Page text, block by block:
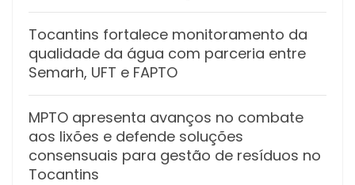
Tocantins fortalece monitoramento da
qualidade da água com parceria entre
Semarh, UFT e FAPTO
MPTO apresenta avanços no combate
aos lixões e defende soluções
consensuais para gestão de resíduos no
Tocantins